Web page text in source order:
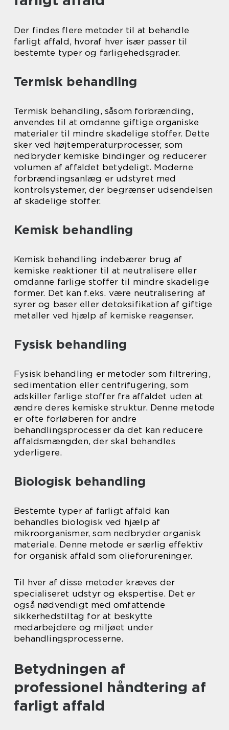
Der findes flere metoder til at behandle
farligt affald, hvoraf hver især passer til
bestemte typer og farligehedsgrader.
Termisk behandling
Termisk behandling, såsom forbrænding,
anvendes til at omdanne giftige organiske
materialer til mindre skadelige stoffer. Dette
sker ved højtemperaturprocesser, som
nedbryder kemiske bindinger og reducerer
volumen af affaldet betydeligt. Moderne
forbrændingsanlæg er udstyret med
kontrolsystemer, der begrænser udsendelsen
af skadelige stoffer.
Kemisk behandling
Kemisk behandling indebærer brug af
kemiske reaktioner til at neutralisere eller
omdanne farlige stoffer til mindre skadelige
former. Det kan f.eks. være neutralisering af
syrer og baser eller detoksifikation af giftige
metaller ved hjælp af kemiske reagenser.
Fysisk behandling
Fysisk behandling er metoder som filtrering,
sedimentation eller centrifugering, som
adskiller farlige stoffer fra affaldet uden at
ændre deres kemiske struktur. Denne metode
er ofte forløberen for andre
behandlingsprocesser da det kan reducere
affaldsmængden, der skal behandles
yderligere.
Biologisk behandling
Bestemte typer af farligt affald kan
behandles biologisk ved hjælp af
mikroorganismer, som nedbryder organisk
materiale. Denne metode er særlig effektiv
for organisk affald som olieforureninger.
Til hver af disse metoder kræves der
specialiseret udstyr og ekspertise. Det er
også nødvendigt med omfattende
sikkerhedstiltag for at beskytte
medarbejdere og miljøet under
behandlingsprocesserne.
Betydningen af
professionel håndtering af
farligt affald